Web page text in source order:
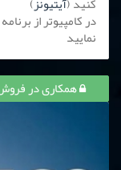
نمایید
همکاری در